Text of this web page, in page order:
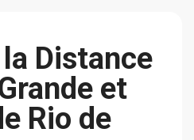
Distance
et
Rio de